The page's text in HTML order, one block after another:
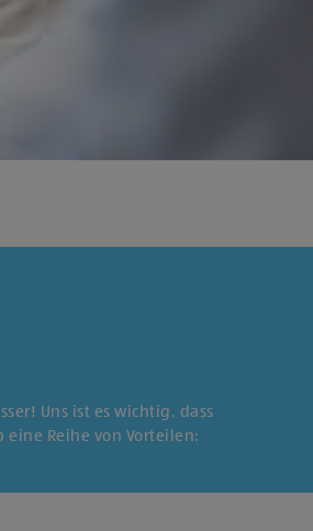
Uns ist es wichtig, dass
eine Reihe von Vorteilen: